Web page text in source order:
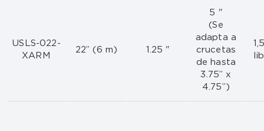
USLS-022-
XARM
22” (6 m) 1.25 "
5 "
(Se
adapta a
crucetas
de hasta
3.75” x
4.75”)